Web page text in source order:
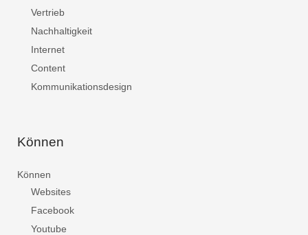
Vertrieb
Nachhaltigkeit
Internet
Content
Kommunikationsdesign
Können
Können
Websites
Facebook
Youtube